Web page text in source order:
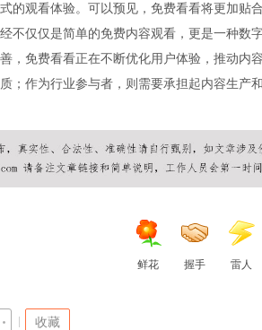
的观看体验。可以预见，免费看看将更加贴
不仅仅是简单的免费内容观看，更是一种
，免费看看正在不断优化用户体验，推动内
；作为行业参与者，则需要承担起内容生产
鲜花 握手 雷人
收藏